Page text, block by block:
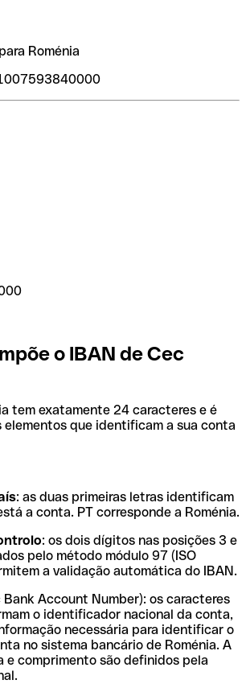
Roménia
o IBAN de Cec
tem exatamente 24 caracteres e é
que identificam a sua conta
: as duas primeiras letras identificam
a conta. PT corresponde a Roménia.
: os dois dígitos nas posições 3 e
pelo método módulo 97 (ISO
a validação automática do IBAN.
Bank Account Number): os caracteres
o identificador nacional da conta,
necessária para identificar o
no sistema bancário de Roménia. A
e comprimento são definidos pela